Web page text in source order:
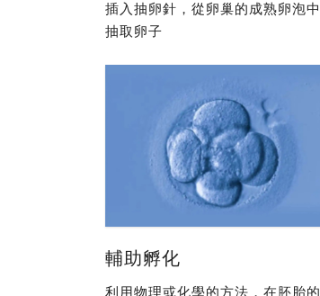
插入抽卵針，從卵巢的成熟卵泡中
抽取卵子
輔助孵化
利用物理或化學的方法，在胚胎的